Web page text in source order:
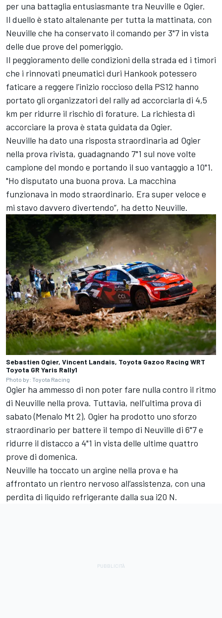
per una battaglia entusiasmante tra Neuville e Ogier.
Il duello è stato altalenante per tutta la mattinata, con
Neuville che ha conservato il comando per 3"7 in vista
delle due prove del pomeriggio.
Il peggioramento delle condizioni della strada ed i timori
che i rinnovati pneumatici duri Hankook potessero
faticare a reggere l’inizio roccioso della PS12 hanno
portato gli organizzatori del rally ad accorciarla di 4,5
km per ridurre il rischio di forature. La richiesta di
accorciare la prova è stata guidata da Ogier.
Neuville ha dato una risposta straordinaria ad Ogier
nella prova rivista, guadagnando 7"1 sul nove volte
campione del mondo e portando il suo vantaggio a 10"1.
"Ho disputato una buona prova. La macchina
funzionava in modo straordinario. Era super veloce e
mi stavo davvero divertendo”, ha detto Neuville.
Sebastien Ogier, Vincent Landais, Toyota Gazoo Racing WRT
Toyota GR Yaris Rally1
Photo by: Toyota Racing
Ogier ha ammesso di non poter fare nulla contro il ritmo
di Neuville nella prova. Tuttavia, nell’ultima prova di
sabato (Menalo Mt 2), Ogier ha prodotto uno sforzo
straordinario per battere il tempo di Neuville di 6"7 e
ridurre il distacco a 4"1 in vista delle ultime quattro
prove di domenica.
Neuville ha toccato un argine nella prova e ha
affrontato un rientro nervoso all’assistenza, con una
perdita di liquido refrigerante dalla sua i20 N.